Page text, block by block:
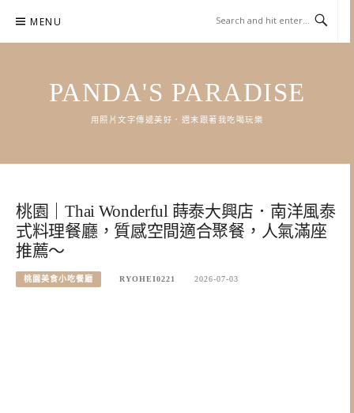
content
MENU
PANDA'S PARADISE
用照片文字傳遞美好．週末跟著我吃喝玩樂
桃園｜Thai Wonderful 蒔泰大興店．南洋風泰
式料理餐廳，質感空間適合聚餐，人氣滿座
推薦～
桃園美食小吃餐廳 RYOHEI0221 2026-07-03